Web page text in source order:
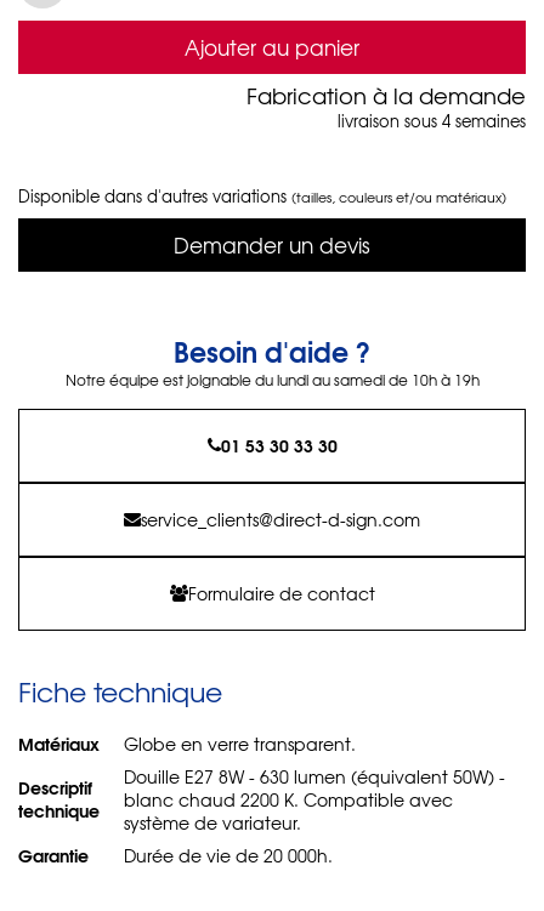
Ajouter au panier
Fabrication à la demande
livraison sous 4 semaines
Disponible dans d'autres variations (tailles, couleurs et/ou matériaux)
Demander un devis
Besoin d'aide ?
Notre équipe est joignable du lundi au samedi de 10h à 19h
01 53 30 33 30
service_clients@direct-d-sign.com
Formulaire de contact
Fiche technique
Matériaux Globe en verre transparent.
Descriptif
technique
Douille E27 8W - 630 lumen (équivalent 50W) -
blanc chaud 2200 K. Compatible avec
système de variateur.
Garantie Durée de vie de 20 000h.